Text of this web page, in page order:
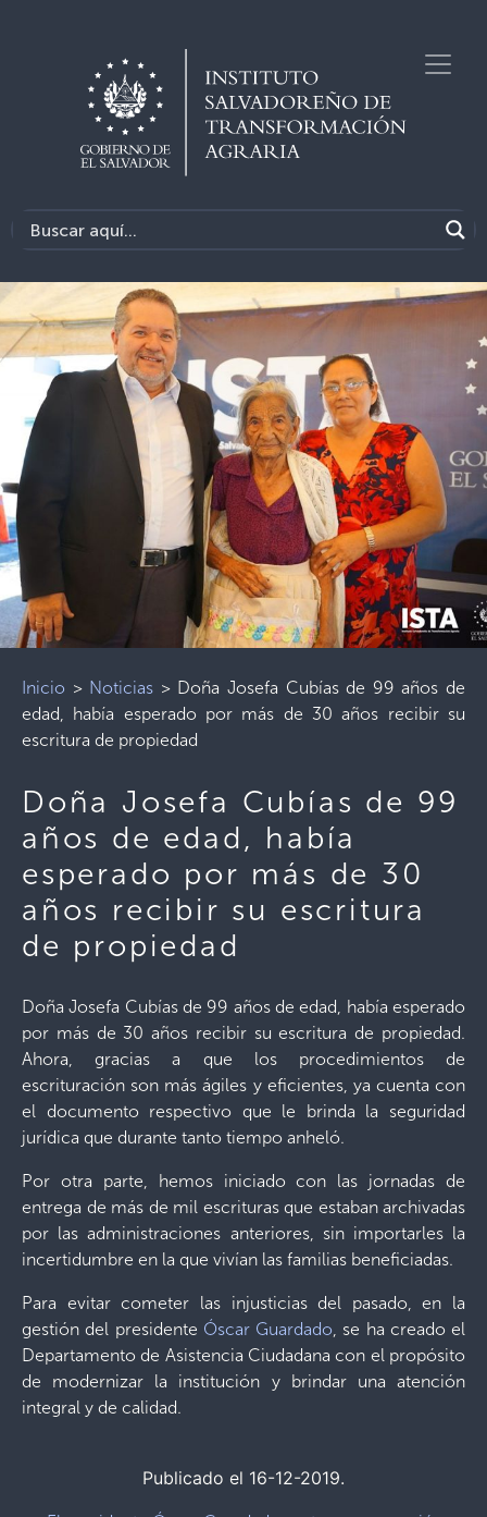
Inicio > Noticias > Doña Josefa Cubías de 99 años de
edad, había esperado por más de 30 años recibir su
escritura de propiedad
Doña Josefa Cubías de 99
años de edad, había
esperado por más de 30
años recibir su escritura
de propiedad
Doña Josefa Cubías de 99 años de edad, había esperado
por más de 30 años recibir su escritura de propiedad.
Ahora, gracias a que los procedimientos de
escrituración son más ágiles y eficientes, ya cuenta con
el documento respectivo que le brinda la seguridad
jurídica que durante tanto tiempo anheló.
Por otra parte, hemos iniciado con las jornadas de
entrega de más de mil escrituras que estaban archivadas
por las administraciones anteriores, sin importarles la
incertidumbre en la que vivían las familias beneficiadas.
Para evitar cometer las injusticias del pasado, en la
gestión del presidente Óscar Guardado, se ha creado el
Departamento de Asistencia Ciudadana con el propósito
de modernizar la institución y brindar una atención
integral y de calidad.
Publicado el 16-12-2019.